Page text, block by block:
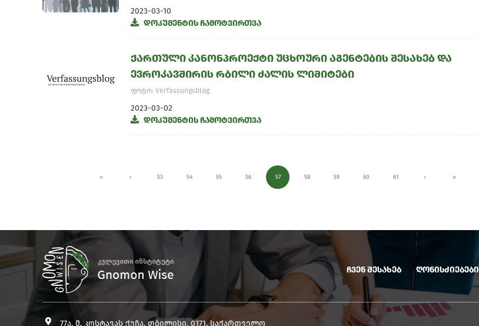
2023-03-10
დოკუმენტის ჩამოტვირთვა
ქართული კანონპროექტი უცხოური აგენტების შესახებ და
ევროკავშირის რბილი ძალის ლიმიტები
ფოტო: Verfassungsblog
2023-03-02
დოკუმენტის ჩამოტვირთვა
53 54 55 56 57 58 59 60 61
ჩვენ შესახებ ღონისძიებები
77ა, მ. კოსტავას ქუჩა, თბილისი, 0171, საქართველო